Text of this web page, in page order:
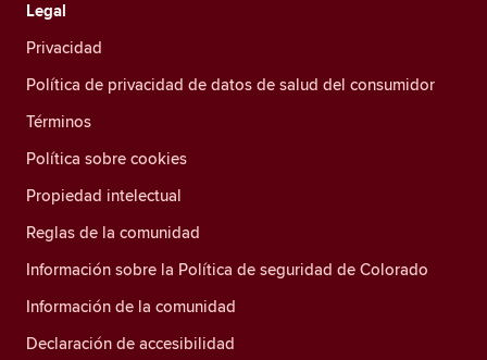
Legal
Privacidad
Política de privacidad de datos de salud del consumidor
Términos
Política sobre cookies
Propiedad intelectual
Reglas de la comunidad
Información sobre la Política de seguridad de Colorado
Información de la comunidad
Declaración de accesibilidad